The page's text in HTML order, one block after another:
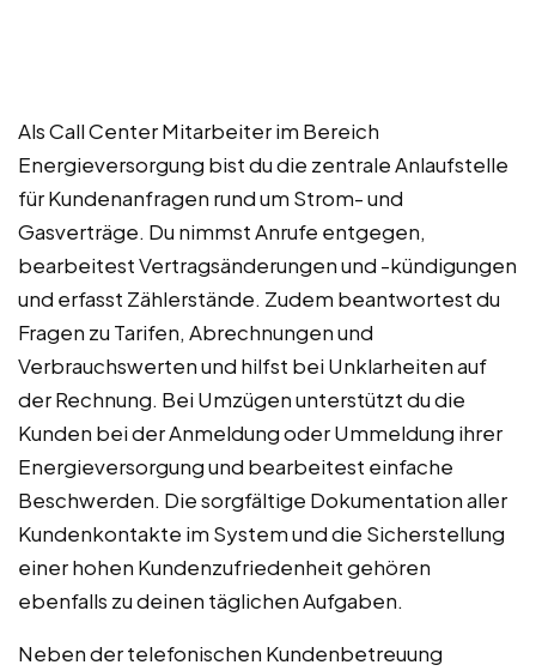
Als Call Center Mitarbeiter im Bereich
Energieversorgung bist du die zentrale Anlaufstelle
für Kundenanfragen rund um Strom- und
Gasverträge. Du nimmst Anrufe entgegen,
bearbeitest Vertragsänderungen und -kündigungen
und erfasst Zählerstände. Zudem beantwortest du
Fragen zu Tarifen, Abrechnungen und
Verbrauchswerten und hilfst bei Unklarheiten auf
der Rechnung. Bei Umzügen unterstützt du die
Kunden bei der Anmeldung oder Ummeldung ihrer
Energieversorgung und bearbeitest einfache
Beschwerden. Die sorgfältige Dokumentation aller
Kundenkontakte im System und die Sicherstellung
einer hohen Kundenzufriedenheit gehören
ebenfalls zu deinen täglichen Aufgaben.
Neben der telefonischen Kundenbetreuung